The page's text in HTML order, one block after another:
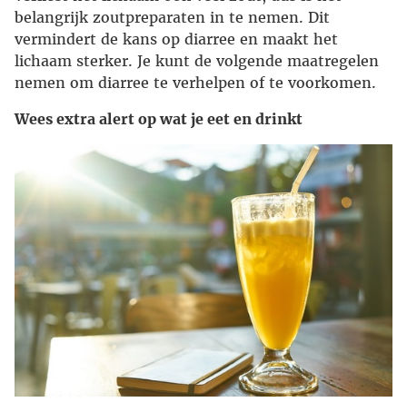
belangrijk zoutpreparaten in te nemen. Dit
vermindert de kans op diarree en maakt het
lichaam sterker. Je kunt de volgende maatregelen
nemen om diarree te verhelpen of te voorkomen.
Wees extra alert op wat je eet en drinkt